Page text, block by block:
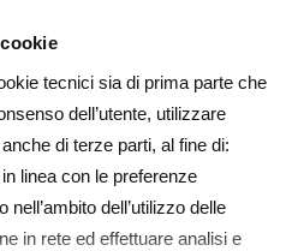
tecnici sia di prima parte che
dell’utente, utilizzare
di terze parti, al fine di:
linea con le preferenze
dell’utilizzo delle
in rete ed effettuare analisi e